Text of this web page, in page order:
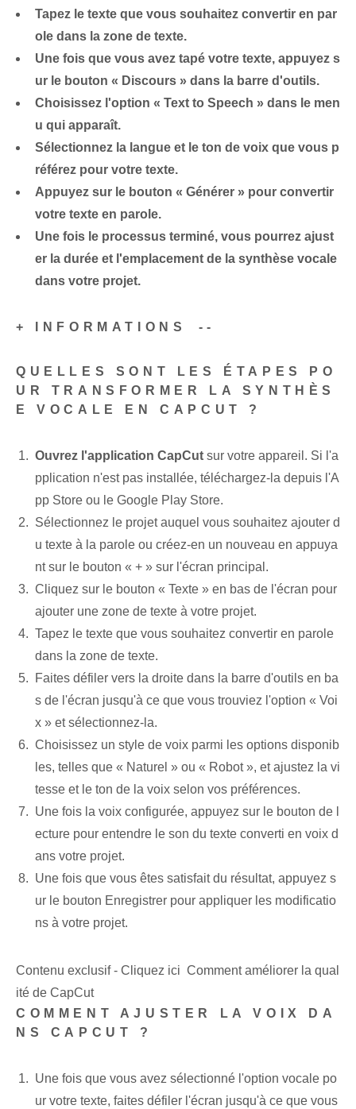
Tapez le texte que vous souhaitez convertir en par
ole dans la zone de texte.
Une fois que vous avez tapé votre texte, appuyez s
ur le bouton « Discours » dans la barre d'outils.
Choisissez l'option « Text to Speech » dans le men
u qui apparaît.
Sélectionnez la langue et le ton de voix que vous p
référez pour votre texte.
Appuyez sur le bouton « Générer » pour convertir
votre⁢ texte en parole.
Une fois le processus terminé, vous pourrez ajust
er la durée et l'emplacement de la synthèse vocale
dans votre projet.
+ INFORMATIONS⁢ --
QUELLES SONT LES ÉTAPES PO
UR TRANSFORMER LA SYNTHÈS
E VOCALE EN CAPCUT ?
Ouvrez l'application CapCut sur votre appareil. Si l'a
pplication n'est pas installée, téléchargez-la depuis l'A
pp Store ou le Google Play Store.
Sélectionnez le projet auquel vous souhaitez ajouter d
u texte à la parole ou créez-en un nouveau en appuya
nt sur le bouton « + »⁢ sur⁤ l'écran principal.
Cliquez sur le bouton « Texte » en bas de l'écran pour
ajouter une zone de texte à votre projet.
Tapez le texte que vous souhaitez convertir en parole
dans la zone de texte.
Faites défiler vers la droite dans la barre d'outils en ba
s de l'écran jusqu'à ce que vous trouviez l'option « Voi
x » et sélectionnez-la.
Choisissez⁤ un style de voix parmi les ⁤options⁤ disponib
les, telles que « Naturel » ou « Robot », et ajustez⁢ la vi
tesse et‍ le ton de la voix selon vos préférences.
Une fois la voix configurée, appuyez sur le bouton de l
ecture pour entendre le son du texte converti en voix d
ans votre projet.
Une fois que vous êtes satisfait du résultat, appuyez s
ur le bouton Enregistrer pour appliquer les modificatio
ns à votre projet.
Contenu exclusif - Cliquez ici Comment améliorer la qual
ité de CapCut
COMMENT AJUSTER LA VOIX DA
NS CAPCUT ?
Une fois que vous avez sélectionné l'option vocale po
ur votre texte, faites défiler l'écran jusqu'à ce que vous